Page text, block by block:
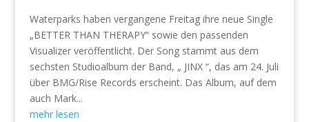
Waterparks haben vergangene Freitag ihre neue Single
„BETTER THAN THERAPY“ sowie den passenden
Visualizer veröffentlicht. Der Song stammt aus dem
sechsten Studioalbum der Band, „ JINX “, das am 24. Juli
über BMG/Rise Records erscheint. Das Album, auf dem
auch Mark...
mehr lesen